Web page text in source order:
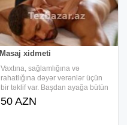
Masaj xidmeti
Vaxtına, sağlamlığına və
rahatlığına dəyər verənlər üçün
bir təklif var. Başdan ayağa bütün
bədən üçün əla masaj xidmətləri
təklif edirəm. Mənim haqqımda -
50 AZN